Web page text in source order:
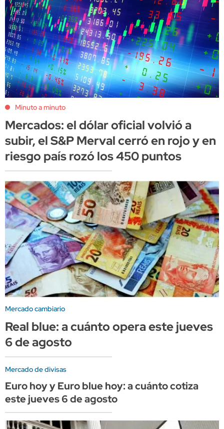
Minuto a minuto
Mercados: el dólar oficial volvió a
subir, el S&P Merval cerró en rojo y en
riesgo país rozó los 450 puntos
Mercado cambiario
Real blue: a cuánto opera este jueves
6 de agosto
Mercado de divisas
Euro hoy y Euro blue hoy: a cuánto cotiza
este jueves 6 de agosto